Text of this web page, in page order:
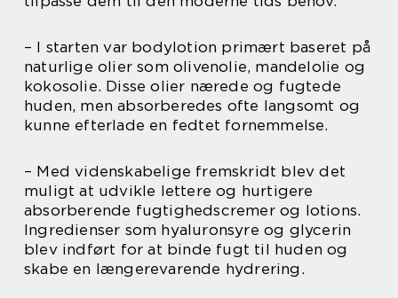
– I starten var bodylotion primært baseret på
naturlige olier som olivenolie, mandelolie og
kokosolie. Disse olier nærede og fugtede
huden, men absorberedes ofte langsomt og
kunne efterlade en fedtet fornemmelse.
– Med videnskabelige fremskridt blev det
muligt at udvikle lettere og hurtigere
absorberende fugtighedscremer og lotions.
Ingredienser som hyaluronsyre og glycerin
blev indført for at binde fugt til huden og
skabe en længerevarende hydrering.